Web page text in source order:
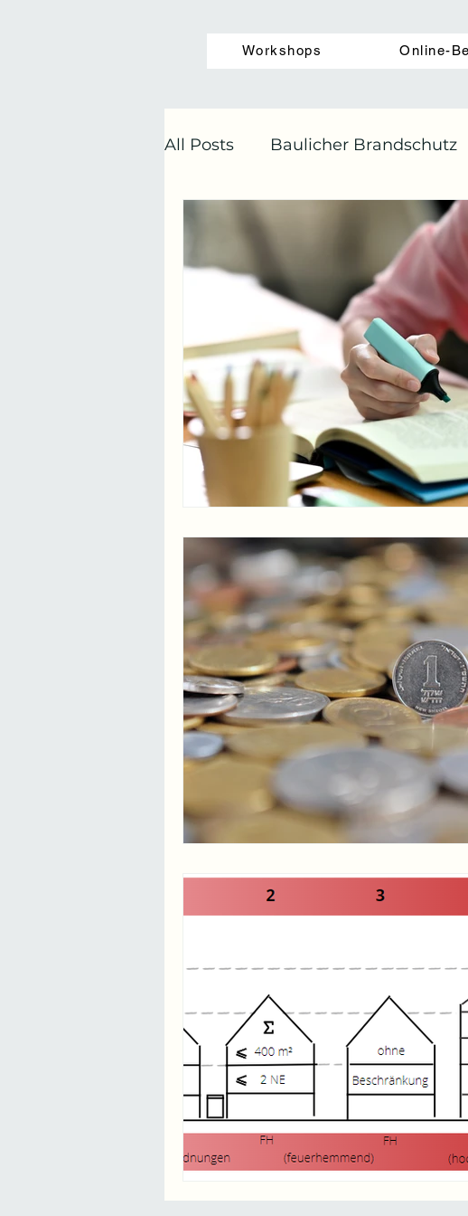
Workshops Online-
All Posts Baulicher Brandschutz
Architektur